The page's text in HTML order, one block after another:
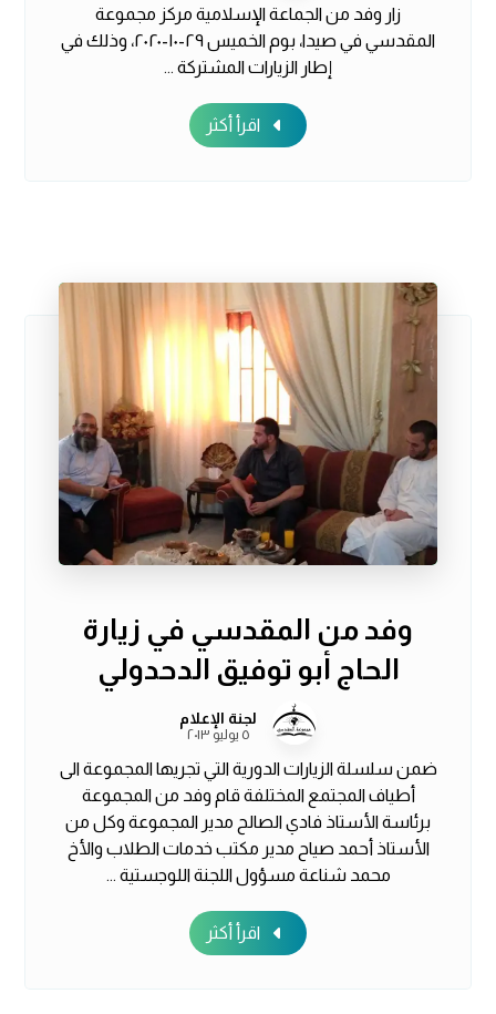
زار وفد من الجماعة الإسلامية مركز مجموعة
المقدسي في صيدا، بوم الخميس ٢٩-١٠-٢٠٢٠، وذلك في
إطار الزيارات المشتركة ...
اقرأ أكثر
وفد من المقدسي في زيارة
الحاج أبو توفيق الدحدولي
لجنة الإعلام
٥ يوليو ٢٠١٣
ضمن سلسلة الزيارات الدورية التي تجريها المجموعة الى
أطياف المجتمع المختلفة قام وفد من المجموعة
برئاسة الأستاذ فادي الصالح مدير المجموعة وكل من
الأستاذ أحمد صياح مدير مكتب خدمات الطلاب والأخ
محمد شناعة مسؤول اللجنة اللوجستية ...
اقرأ أكثر